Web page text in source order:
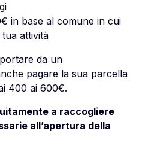
in base al comune in cui
attività
da un
pagare la sua parcella
400 ai 600€.
a raccogliere
all’apertura della